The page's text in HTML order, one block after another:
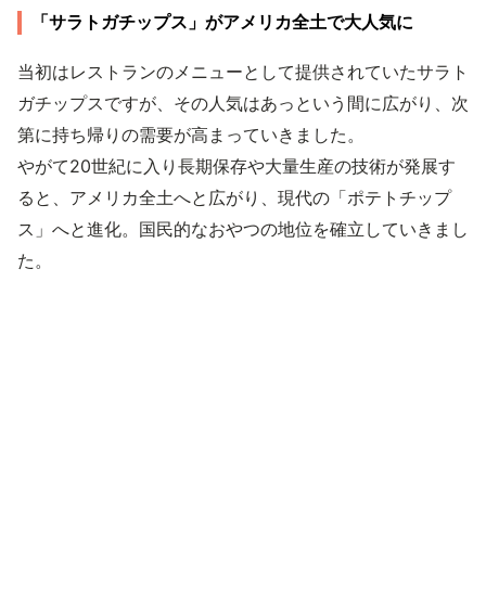
「サラトガチップス」がアメリカ全土で大人気に
当初はレストランのメニューとして提供されていたサラト
ガチップスですが、その人気はあっという間に広がり、次
第に持ち帰りの需要が高まっていきました。
やがて20世紀に入り長期保存や大量生産の技術が発展す
ると、アメリカ全土へと広がり、現代の「ポテトチップ
ス」へと進化。国民的なおやつの地位を確立していきまし
た。